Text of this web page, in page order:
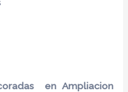
en Ampliacion